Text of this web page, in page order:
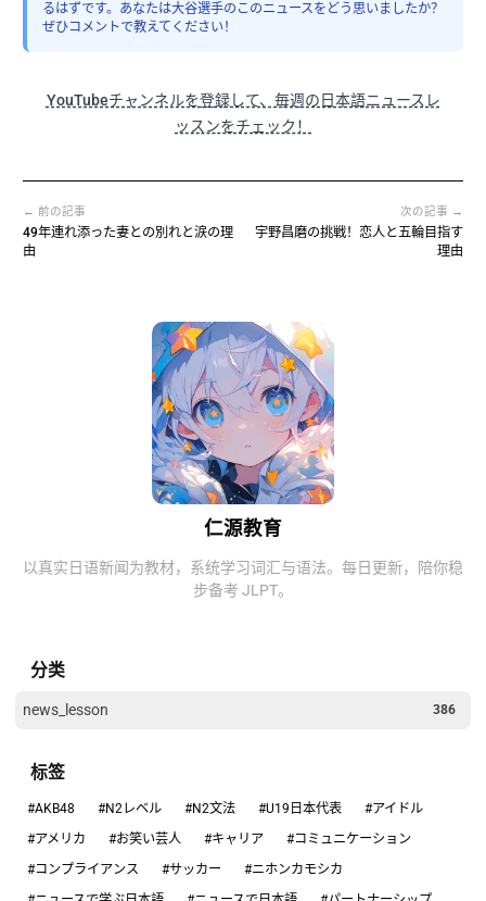
仁源教育
以真实日语新闻为教材，系统学习词汇与语法。每日更新，陪你稳
步备考 JLPT。
分类
news_lesson 386
标签
#AKB48 #N2レベル #N2文法 #U19日本代表
#アイドル
#アメリカ
#お笑い芸人 #キャリア
#コミュニケーション
#コンプライアンス
#サッカー
#ニホンカモシカ
るはずです。あなたは大谷選手のこのニュースをどう思いましたか？
ぜひコメントで教えてください！
YouTubeチャンネルを登録して、毎週の日本語ニュースレ
ッスンをチェック！
← 前の記事
49年連れ添った妻との別れと涙の理
由
次の記事 →
宇野昌磨の挑戦！恋人と五輪目指す
理由